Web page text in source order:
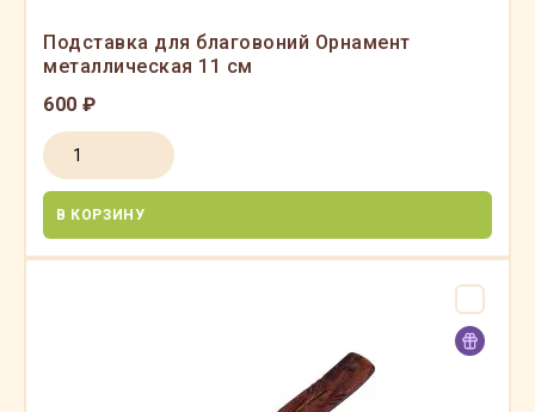
Подставка для благовоний Орнамент
металлическая 11 см
600 ₽
В КОРЗИНУ